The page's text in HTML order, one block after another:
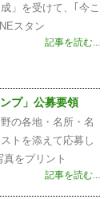
」を受けて、｢今こ
スタン
記事を読む...
プ」公募要領
の各地・名所・名
トを添えて応募し
をプリント
記事を読む...